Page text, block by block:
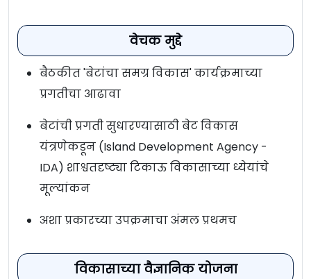
वेचक मुद्दे
बैठकीत 'बेटांचा समग्र विकास' कार्यक्रमाच्या
प्रगतीचा आढावा
बेटांची प्रगती सुधारण्यासाठी बेट विकास
यंत्रणेकडून (Island Development Agency -
IDA) शाश्वतदृष्ट्या टिकाऊ विकासाच्या ध्येयांचे
मूल्यांकन
अशा प्रकारच्या उपक्रमाचा अंमल प्रथमच
विकासाच्या वैज्ञानिक योजना